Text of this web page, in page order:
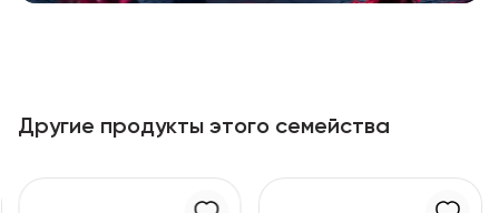
Другие продукты этого семейства